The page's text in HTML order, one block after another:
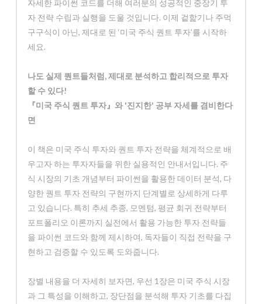
자세한 파이썬 코드를 더해 여러분의 성공적인 중장기 투
자 전략 수립과 실행을 도울 것입니다. 이제 겉핥기나 주먹
구구식이 아닌, 제대로 된 ‘미국 주식 퀀트 투자’를 시작하
세요.
나도 실제 퀀트들처럼, 제대로 분석하고 합리적으로 투자
할 수 있다!
『미국 주식 퀀트 투자』와 '진지한' 공부 자세를 겸비한다
면
이 책은 미국 주식 투자와 퀀트 투자 전략을 체계적으로 배
우고자 하는 투자자들을 위한 실용적인 안내서입니다. 주
식 시장의 기초 개념부터 파이썬을 활용한 데이터 분석, 다
양한 퀀트 투자 전략의 구현까지 단계별로 상세하게 다루
고 있습니다. 특히 추세 추종, 모멘텀, 평균 회귀 전략부터
포트폴리오 이론까지 실전에서 활용 가능한 투자 전략들
을 파이썬 코드와 함께 제시하여, 독자들이 직접 전략을 구
현하고 검증할 수 있도록 도와줍니다.
장별 내용을 더 자세히 보자면, 우선 1장은 미국 주식 시장
과 그 특성을 이해하고, 장단점을 분석해 투자 기초를 다집